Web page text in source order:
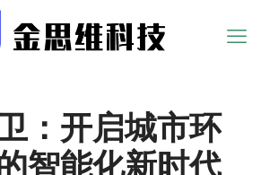
：开启城市环
智能化新时代